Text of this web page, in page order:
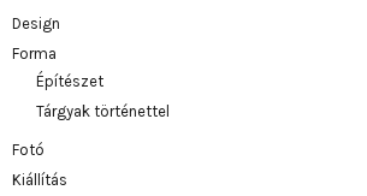
Design
Forma
Építészet
Tárgyak történettel
Fotó
Kiállítás